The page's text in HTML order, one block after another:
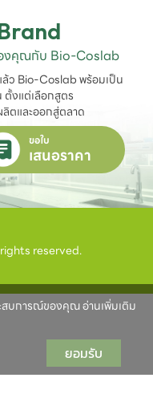
องคุณกับ Bio-Coslab
ว Bio-Coslab พร้อมเป็น
งแต่เลือกสูตร
และออกสู่ตลาด
ขอใบ
เสนอราคา
reserved.
สบการณ์ของคุณ อ่านเพิ่มเติม
ยอมรับ